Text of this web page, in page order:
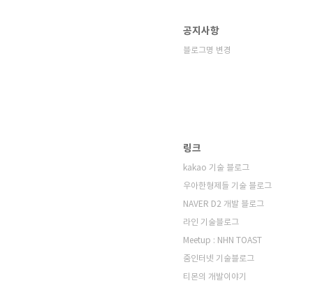
공지사항
블로그명 변경
링크
kakao 기술 블로그
우아한형제들 기술 블로그
NAVER D2 개발 블로그
라인 기술블로그
Meetup : NHN TOAST
줌인터넷 기술블로그
티몬의 개발이야기